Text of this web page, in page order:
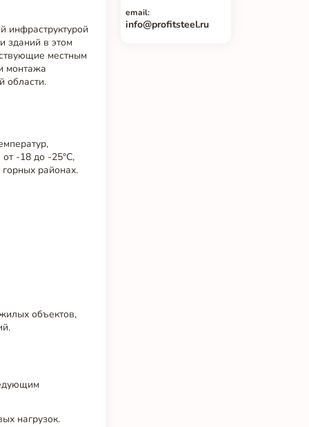
инфраструктурой
зданий в этом
местным
монтажа
области.
-18 до -25°C,
районах.
объектов,
нагрузок.
email:
info@profitsteel.ru